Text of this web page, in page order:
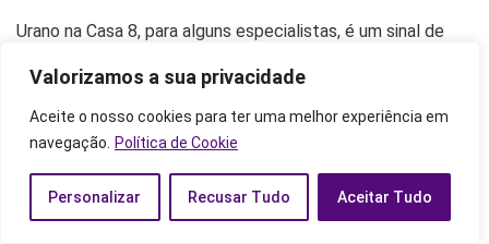
Valorizamos a sua privacidade
Aceite o nosso cookies para ter uma melhor experiência em
navegação.
Política de Cookie
Personalizar Recusar Tudo Aceitar Tudo
Urano na Casa 8, para alguns especialistas, é um sinal de
que remete ao efêmero, dinâmico, rápido. E, quando
alinhado na Casa 8, que é a responsável pelos
encerramentos de ciclos e inícios, fazendo com que a